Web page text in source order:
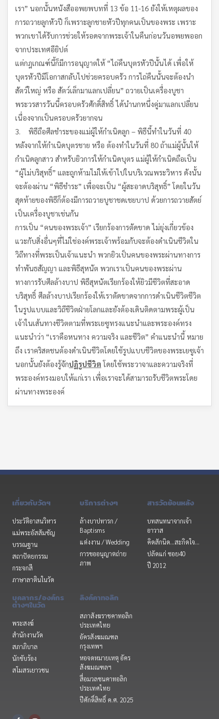
เรา” นอกนั้นหนังสืออพยพบทที่ 13 ข้อ 11-16 ยังให้เหตุผลของ
การถวายลูกหัวปี ก็เพราะลูกชายหัวปีทุกคนเป็นของพระ เพราะ
พวกเขาได้รับการช่วยให้รอดจากพระเจ้าในคืนก่อนวันอพยพออก
จากประเทศอียิปต์
แต่กฎเกณฑ์นี้ก็มีการอนุญาตให้ “ไถ่คืนบุตรหัวปีนั้นได้ เพื่อให้
บุตรหัวปีมีโอกาสกลับไปช่วยครอบครัว การไถ่คืนนั้นจะต้องนำ
สัตว์ใหญ่ หรือ สัตว์เล็กมาแลกเปลี่ยน” ถวายเป็นเครื่องบูชา
พระวรสารวันนี้ครอบครัวศักดิ์สิทธิ์ ได้นำนกหนึ่งคู่มาแลกเปลี่ยน
เนื่องจากเป็นครอบครัวยากจน
3. พิธีถือศีลชำระของแม่ผู้ให้กำเนิดลูก – พิธีนี้ทำในวันที่ 40
หลังจากให้กำเนิดบุตรชาย หรือ ต้องทำในวันที่ 80 ถ้าแม่ผู้นั้นให้
กำเนิดลูกสาว สำหรับยิวการให้กำเนิดบุตร แม่ผู้ให้กำเนิดถือเป็น
“ผู้ไม่บริสุทธิ์” และถูกห้ามไม่ให้เข้าไปในบริเวณพระวิหาร ดังนั้น
จะต้องผ่าน “พิธีชำระ” เพื่อจะเป็น “ผู้สะอาดบริสุทธิ์” โดยในวัน
สุดท้ายของพิธีก็ต้องมีการถวายบูชาชดเชยบาป ด้วยการถวายสัตย์
เป็นเครื่องบูชาเช่นกัน
การเป็น “คนของพระเจ้า” เรียกร้องการตัดขาด ไม่ยุ่งเกี่ยวข้อง
แวะกับสิ่งอื่นๆที่ไม่ใช่องค์พระเจ้าพร้อมกับจะต้องดำเนินชีวิตใน
วิถีทางที่พระเป็นเจ้าแนะนำ พวกยิวเป็นคนของพระผ่านทางการ
ทำพันธสัญญา และพิธีสุหนัต พวกเราเป็นคนของพระผ่าน
ทางการรับศีลล้างบาป พิธีสุหนัตเรียกร้องให้ยิวมีชีวิตที่สะอาด
บริสุทธิ์ ศีลล้างบาปเรียกร้องให้เราตัดขาดจากการดำเนินชีวิตชีวิต
ในรูปแบบและวิถีชีวิตฝ่ายโลกและยังต้องเดินติดตามพระผู้เป็น
เจ้าในเส้นทางชีวิตตามที่พระเยซูทรงแนะนำและพระองค์ทรง
แนะนำว่า “เราคือหนทาง ความจริง และชีวิต” คำแนะนำนี้ หมาย
ถึง เราคริสตชนต้องดำเนินชีวิตโดยใช้รูปแบบชีวิตของพระเยซูเจ้า
นอกนั้นยังต้องรู้จักปฏิรูปชีวิต โดยใช้พระวาจาและความจริงที่
พระองค์ทรงมอบให้แก่เรา เพื่อเราจะได้สามารถรับชีวิตพระโดย
ผ่านทางพระองค์
เกี่ยวกับวัดฯ
ประวัติอาสนวิหาร
แม่พระอัสสัมชัญ
บรรณฐาน
สถาปัตยกรรม
กระจกสี
ภาษาลาตินในวัด
บริการต่างๆ
ล้างบาปทารก /
Baptisms
แต่งงาน / Wedding
การขออนุญาตถ่าย
ภาพ
สารวัดย้อนหลัง
บทสนทนาจากเจ้า
อาวาส
คิดสักนิด...สะกิดใจ...
ปลัดแก่ ซอย40
ปี 2012
บุคลากร/องค์กร
ต่างๆในวัด
พระสงฆ์
สำนักงานวัด
สภาภิบาล
นักขับร้อง
สโมสรเยาวชน
ลิงค์คาทอลิก
สภาสังฆราชคาทอลิก
ประเทศไทย
อัครสังฆมณฑล
กรุงเทพฯ
หอจดหมายเหตุ อัคร
สังฆมณฑลฯ
สื่อมวลชนคาทอลิก
ประเทศไทย
ปีศักดิ์สิทธิ์ ค.ศ. 2025